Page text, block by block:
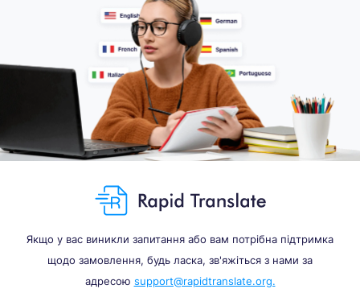
Якщо у вас виникли запитання або вам потрібна підтримка
щодо замовлення, будь ласка, зв'яжіться з нами за
адресою support@rapidtranslate.org.